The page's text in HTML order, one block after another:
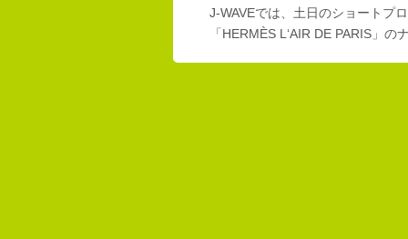
J-WAVEでは、土日のショートプ
「HERMÈS L‘AIR DE PARIS」